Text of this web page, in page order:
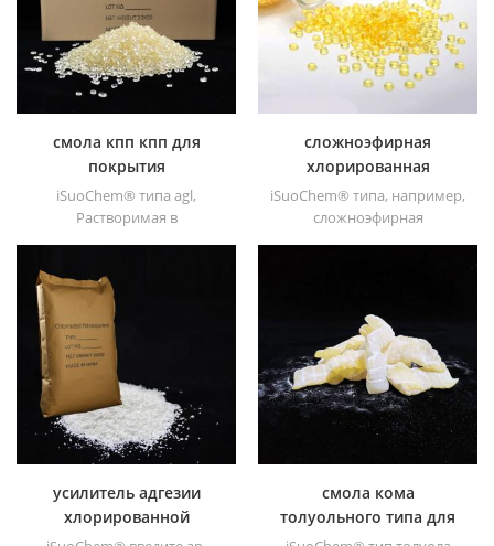
полиамидные смолы,
растворимые в толуоле,
различных типов,, таких как
DT501,, DT501H,, DT508,,
DT588, и DT556..
полипропиленовый
усилитель адгезии для
полиолефиновые
субстраты.
смола кпп кпп для
покрытия
iSuoChem® типа agl,
Растворимая в
растворителе
хлорированным
полипропиленом усилитель
адгезии для
полиолефиновых
субстратов. имеет отличную
адгезию к пп, pe, epdm &; ;
ТПО материалы.
сложноэфирная
хлорированная
полипропиленовая
смола
iSuoChem® типа, например,
сложноэфирная
кетоне хлорированный
полипропиленовый
промотор адгезии для
полиолефиновых подложек.
имеет отличную адгезию к
pp, pe, epdm &; ; ТПО
материалы.
усилитель адгезии
хлорированной
полиолефиновой смолы
смола кома
толуольного типа для
покрытия